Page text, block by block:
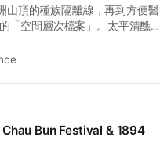
山頂的種族隔離線，再到方便醫
「空間層次檔案」。太平清醮
Bun Festival & 1894